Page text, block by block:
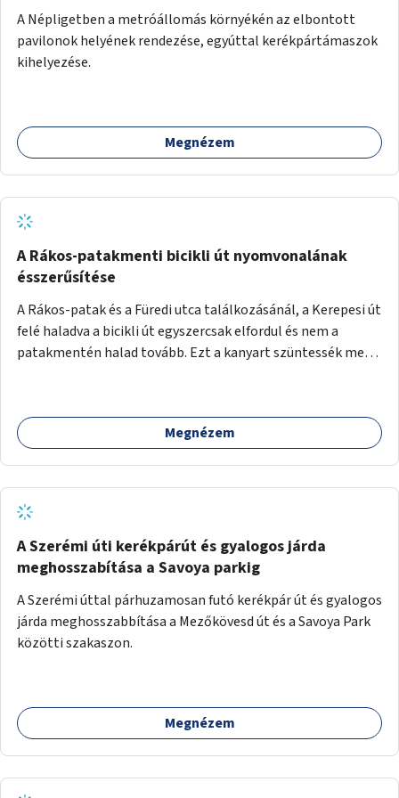
A Népligetben a metróállomás környékén az elbontott
pavilonok helyének rendezése, egyúttal kerékpártámaszok
kihelyezése.
Megnézem
A Rákos-patakmenti bicikli út nyomvonalának
ésszerűsítése
A Rákos-patak és a Füredi utca találkozásánál, a Kerepesi út
felé haladva a bicikli út egyszercsak elfordul és nem a
patakmentén halad tovább. Ezt a kanyart szüntessék meg
Megnézem
A Szerémi úti kerékpárút és gyalogos járda
meghosszabítása a Savoya parkig
A Szerémi úttal párhuzamosan futó kerékpár út és gyalogos
járda meghosszabbítása a Mezőkövesd út és a Savoya Park
közötti szakaszon.
Megnézem